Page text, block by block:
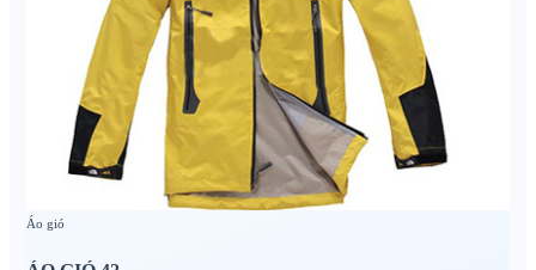
Áo gió